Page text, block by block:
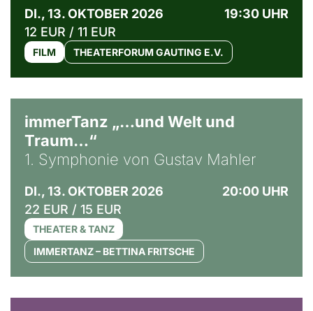
DI., 13. OKTOBER 2026
19:30 UHR
12 EUR / 11 EUR
FILM THEATERFORUM GAUTING E.V.
immerTanz „…und Welt und
Traum…“
1. Symphonie von Gustav Mahler
DI., 13. OKTOBER 2026
20:00 UHR
22 EUR / 15 EUR
THEATER & TANZ
IMMERTANZ – BETTINA FRITSCHE